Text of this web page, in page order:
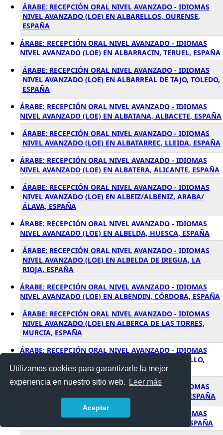
Utilizamos cookies para garantizarle la mejor
experiencia en nuestro sitio web.
Leer más
Aceptar
ÁRABE: RECEPCIÓN ORAL NIVEL AVANZADO - IDIOMAS
NIVEL AVANZADO (LOE) EN ALBARELLOS, OURENSE,
ESPAÑA
ÁRABE: RECEPCIÓN ORAL NIVEL AVANZADO - IDIOMAS
NIVEL AVANZADO (LOE) EN ALBARRACIN, TERUEL, ESPAÑA
ÁRABE: RECEPCIÓN ORAL NIVEL AVANZADO - IDIOMAS
NIVEL AVANZADO (LOE) EN ALBARREAL DE TAJO, TOLEDO,
ESPAÑA
ÁRABE: RECEPCIÓN ORAL NIVEL AVANZADO - IDIOMAS
NIVEL AVANZADO (LOE) EN ALBATANA, ALBACETE, ESPAÑA
ÁRABE: RECEPCIÓN ORAL NIVEL AVANZADO - IDIOMAS
NIVEL AVANZADO (LOE) EN ALBATARREC, LLEIDA, ESPAÑA
ÁRABE: RECEPCIÓN ORAL NIVEL AVANZADO - IDIOMAS
NIVEL AVANZADO (LOE) EN ALBATERA, ALICANTE, ESPAÑA
ÁRABE: RECEPCIÓN ORAL NIVEL AVANZADO - IDIOMAS
NIVEL AVANZADO (LOE) EN ALBEIZ/ALBENIZ, ARABA/
ÁLAVA, ESPAÑA
ÁRABE: RECEPCIÓN ORAL NIVEL AVANZADO - IDIOMAS
NIVEL AVANZADO (LOE) EN ALBELDA, HUESCA, ESPAÑA
ÁRABE: RECEPCIÓN ORAL NIVEL AVANZADO - IDIOMAS
NIVEL AVANZADO (LOE) EN ALBELDA DE IREGUA, LA
RIOJA, ESPAÑA
ÁRABE: RECEPCIÓN ORAL NIVEL AVANZADO - IDIOMAS
NIVEL AVANZADO (LOE) EN ALBENDIN, CÓRDOBA, ESPAÑA
ÁRABE: RECEPCIÓN ORAL NIVEL AVANZADO - IDIOMAS
NIVEL AVANZADO (LOE) EN ALBERCA DE LAS TORRES,
MURCIA, ESPAÑA
ÁRABE: RECEPCIÓN ORAL NIVEL AVANZADO - IDIOMAS
NIVEL AVANZADO (LOE) EN ALBERCHE DEL CAUDILLO,
TOLEDO, ESPAÑA
ÁRABE: RECEPCIÓN ORAL NIVEL AVANZADO - IDIOMAS
NIVEL AVANZADO (LOE) EN ALBERIC, VALENCIA, ESPAÑA
ÁRABE: RECEPCIÓN ORAL NIVEL AVANZADO - IDIOMAS
NIVEL AVANZADO (LOE) EN ALBERITE, LA RIOJA, ESPAÑA